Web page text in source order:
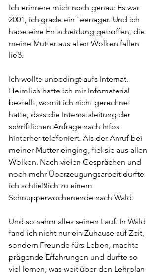
Ich erinnere mich noch genau: Es war
2001, ich grade ein Teenager. Und ich
habe eine Entscheidung getroffen, die
meine Mutter aus allen Wolken fallen
ließ.
Ich wollte unbedingt aufs Internat.
Heimlich hatte ich mir Infomaterial
bestellt, womit ich nicht gerechnet
hatte, dass die Internatsleitung der
schriftlichen Anfrage nach Infos
hinterher telefoniert. Als der Anruf bei
meiner Mutter einging, fiel sie aus allen
Wolken. Nach vielen Gesprächen und
noch mehr Überzeugungsarbeit durfte
ich schließlich zu einem
Schnupperwochenende nach Wald.
Und so nahm alles seinen Lauf. In Wald
fand ich nicht nur ein Zuhause auf Zeit,
sondern Freunde fürs Leben, machte
prägende Erfahrungen und durfte so
viel lernen, was weit über den Lehrplan